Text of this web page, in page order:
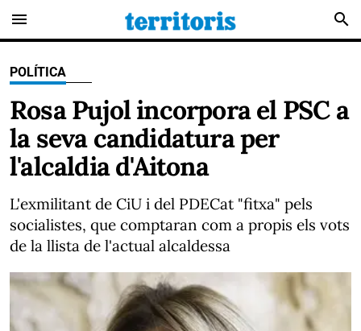
menu search
POLÍTICA
Rosa Pujol incorpora el PSC a
la seva candidatura per
l'alcaldia d'Aitona
L'exmilitant de CiU i del PDECat "fitxa" pels
socialistes, que comptaran com a propis els vots
de la llista de l'actual alcaldessa